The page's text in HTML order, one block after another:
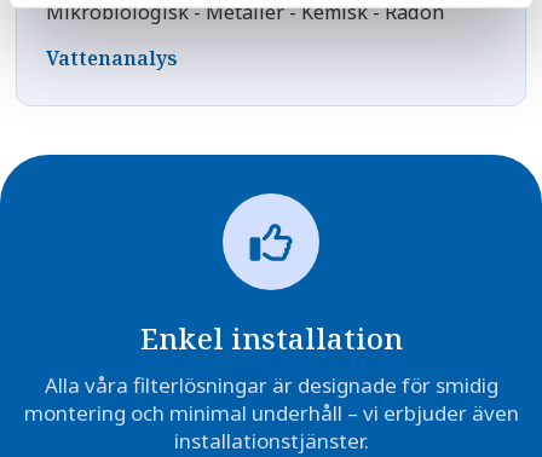
Mikrobiologisk - Metaller - Kemisk - Radon
Vattenanalys
Enkel installation
Alla våra filterlösningar är designade för smidig
montering och minimal underhåll – vi erbjuder även
installationstjänster.